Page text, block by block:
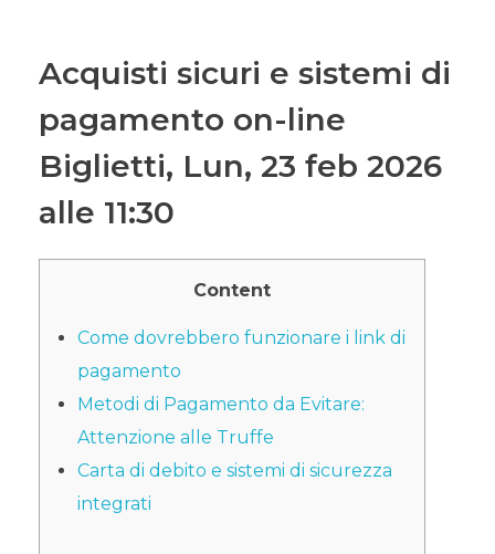
Acquisti sicuri e sistemi di
pagamento on-line
Biglietti, Lun, 23 feb 2026
alle 11:30
Content
Come dovrebbero funzionare i link di
pagamento
Metodi di Pagamento da Evitare:
Attenzione alle Truffe
Carta di debito e sistemi di sicurezza
integrati